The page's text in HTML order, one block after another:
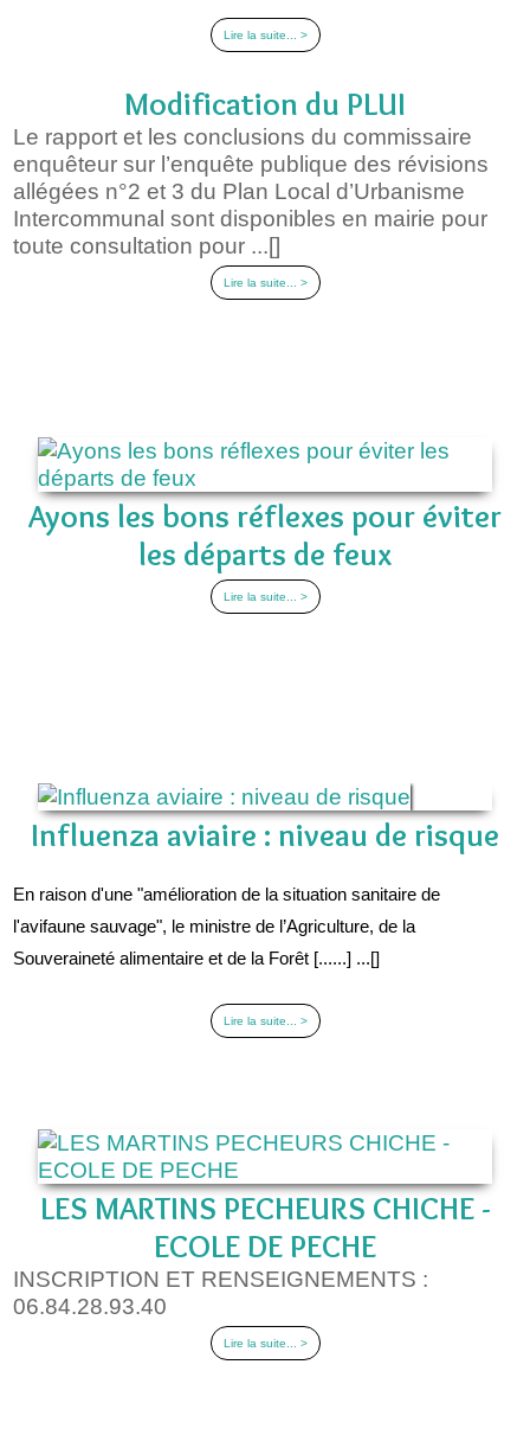
Lire la suite... >
Modification du PLUI
Le rapport et les conclusions du commissaire
enquêteur sur l’enquête publique des révisions
allégées n°2 et 3 du Plan Local d’Urbanisme
Intercommunal sont disponibles en mairie pour
toute consultation pour ...[]
Lire la suite... >
Ayons les bons réflexes pour éviter
les départs de feux
Lire la suite... >
Influenza aviaire : niveau de risque
En raison d'une "amélioration de la situation sanitaire de
l'avifaune sauvage", le ministre de l’Agriculture, de la
Souveraineté alimentaire et de la Forêt [......] ...[]
Lire la suite... >
LES MARTINS PECHEURS CHICHE -
ECOLE DE PECHE
INSCRIPTION ET RENSEIGNEMENTS :
06.84.28.93.40
Lire la suite... >